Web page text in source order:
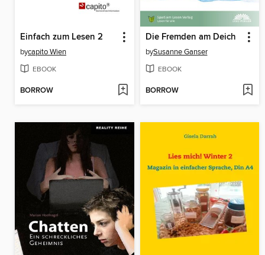
Einfach zum Lesen 2
bycapito Wien
EBOOK
BORROW
Die Fremden am Deich
bySusanne Ganser
EBOOK
BORROW